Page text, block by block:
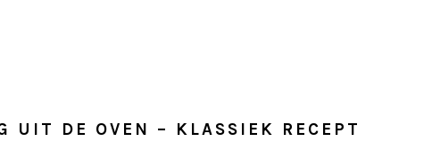
UIT DE OVEN – KLASSIEK RECEPT